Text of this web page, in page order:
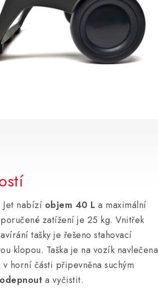
Jet nabízí objem 40 L a maximální
zatížení je 25 kg. Vnitřek
tašky je řešeno stahovací
klopou. Taška je na vozík navlečena
horní části připevněna suchým
a vyčistit.